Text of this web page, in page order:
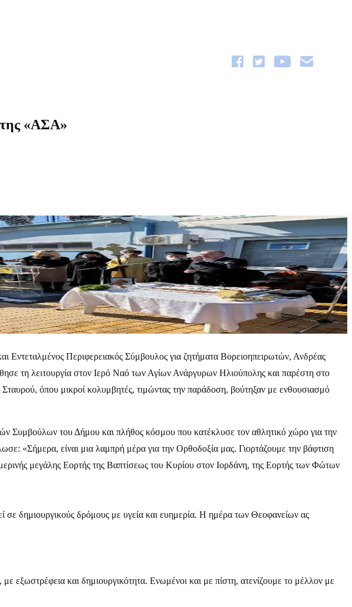
«ΑΣΑ»
Εντεταλμένος Περιφερειακός Σύμβουλος για ζητήματα Βορειοηπειρωτών, Ανδρέας
τη λειτουργία στον Ιερό Ναό των Αγίων Ανάργυρων Ηλιούπολης και παρέστη στο
όπου μικροί κολυμβητές, τιμώντας την παράδοση, βούτηξαν με ενθουσιασμό
Συμβούλων του Δήμου και πλήθος κόσμου που κατέκλυσε τον αθλητικό χώρο για την
«Σήμερα, είναι μια λαμπρή μέρα για την Ορθοδοξία μας. Γιορτάζουμε την βάφτιση
μεγάλης Εορτής της Βαπτίσεως του Κυρίου στον Ιορδάνη, της Εορτής των Φώτων
σε δημιουργικούς δρόμους με υγεία και ευημερία. Η ημέρα των Θεοφανείων ας
εξωστρέφεια και δημιουργικότητα. Ενωμένοι και με πίστη, ατενίζουμε το μέλλον με